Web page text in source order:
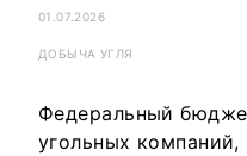
01.07.2026
ДОБЫЧА УГЛЯ
Федеральный
угольных